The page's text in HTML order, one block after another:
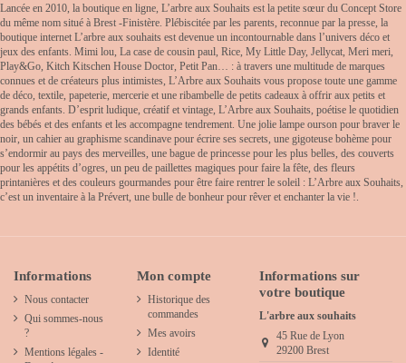
Lancée en 2010, la boutique en ligne, L’arbre aux Souhaits est la petite sœur du Concept Store
du même nom situé à Brest -Finistère. Plébiscitée par les parents, reconnue par la presse, la
boutique internet L’arbre aux souhaits est devenue un incontournable dans l’univers déco et
jeux des enfants. Mimi lou, La case de cousin paul, Rice, My Little Day, Jellycat, Meri meri,
Play&Go, Kitch Kitschen House Doctor, Petit Pan… : à travers une multitude de marques
connues et de créateurs plus intimistes, L’Arbre aux Souhaits vous propose toute une gamme
de déco, textile, papeterie, mercerie et une ribambelle de petits cadeaux à offrir aux petits et
grands enfants. D’esprit ludique, créatif et vintage, L’Arbre aux Souhaits, poétise le quotidien
des bébés et des enfants et les accompagne tendrement. Une jolie lampe ourson pour braver le
noir, un cahier au graphisme scandinave pour écrire ses secrets, une gigoteuse bohème pour
s’endormir au pays des merveilles, une bague de princesse pour les plus belles, des couverts
pour les appétits d’ogres, un peu de paillettes magiques pour faire la fête, des fleurs
printanières et des couleurs gourmandes pour être faire rentrer le soleil : L’Arbre aux Souhaits,
c’est un inventaire à la Prévert, une bulle de bonheur pour rêver et enchanter la vie !.
Informations
Nous contacter
Qui sommes-nous
?
Mentions légales -
Mon compte
Historique des
commandes
Mes avoirs
Identité
Informations sur
votre boutique
L'arbre aux souhaits
45 Rue de Lyon
29200 Brest